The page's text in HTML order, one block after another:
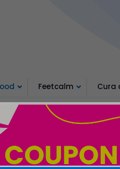
Feetcalm Cura